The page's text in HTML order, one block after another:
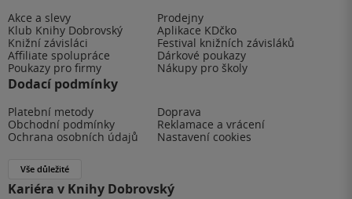
Akce a slevy
Prodejny
Klub Knihy Dobrovský
Aplikace KDčko
Knižní závisláci
Festival knižních závisláků
Affiliate spolupráce
Dárkové poukazy
Poukazy pro firmy
Nákupy pro školy
Dodací podmínky
Platební metody
Doprava
Obchodní podmínky
Reklamace a vrácení
Ochrana osobních údajů
Nastavení cookies
Vše důležité
Kariéra v Knihy Dobrovský